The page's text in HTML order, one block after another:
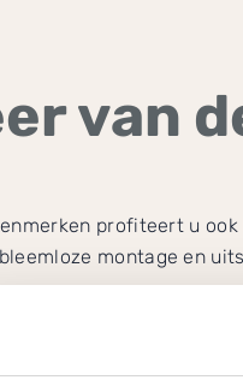
van
profiteert u
montage en
tevredenheid van